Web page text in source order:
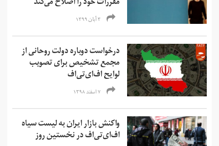
۳ آبان ۱۳۹۹
درخواست دوباره دولت روحانی از
مجمع تشخیص برای تصویب
لوایح اف‌ای‌تی‌اف
۷ اسفند ۱۳۹۸
واکنش بازار ایران به لیست سیاه
اف‌ای‌تی‌اف در نخستین روز